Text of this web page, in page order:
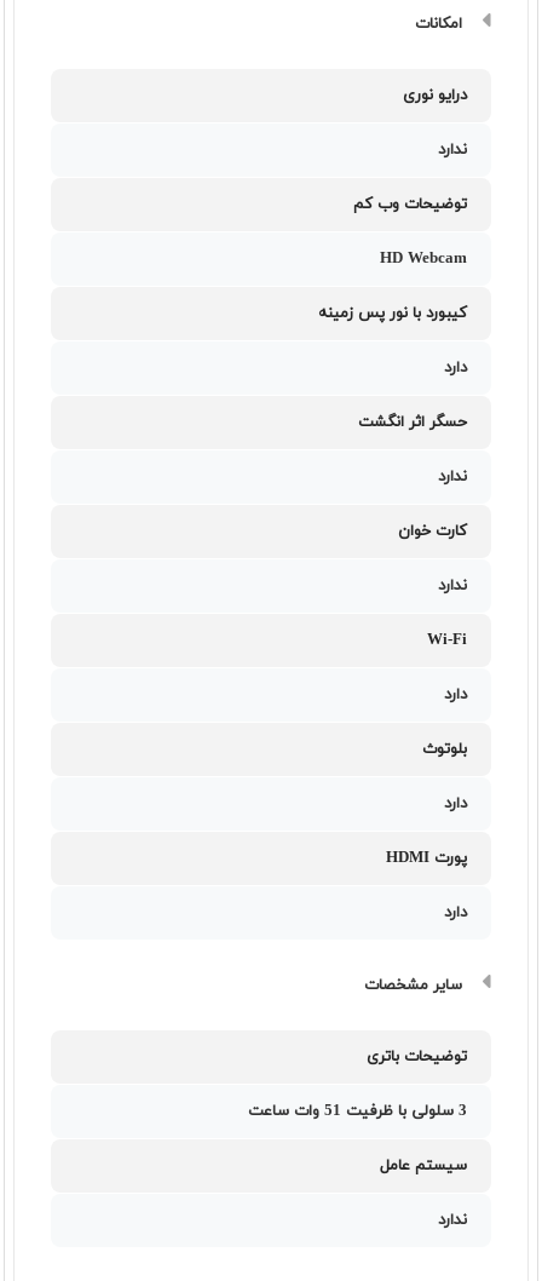
امکانات
درایو نوری
ندارد
توضیحات وب کم
HD Webcam
کیبورد با نور پس زمینه
دارد
حسگر اثر انگشت
ندارد
کارت خوان
ندارد
Wi-Fi
دارد
بلوتوث
دارد
پورت HDMI
دارد
سایر مشخصات
توضیحات باتری
3 سلولی با ظرفیت 51 وات ساعت
سیستم عامل
ندارد